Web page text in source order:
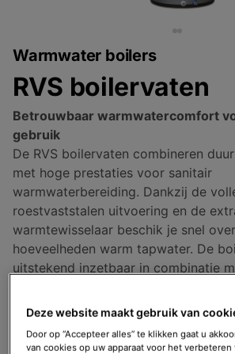
Warmwater boilers
RVS boilervaten
Betrouwbaar warmwatercomfort
gebruik
De RVS boilervaten combineren
met hoge prestaties voor sanitair
warmwaterbereiding. Dankzij de
roestvaststalen uitvoering en de
warmtewisselaar beschik je snel
hoeveelheden warm tapwater. De
uitstekend inzetbaar in combinatie
warmtepompen, ketels en
zijn bij uitstek geschikt voor zowel
warmwatervraag.
Deze website maakt gebruik van
Door op “Accepteer alles” te klikken gaat u
van cookies op uw apparaat voor het